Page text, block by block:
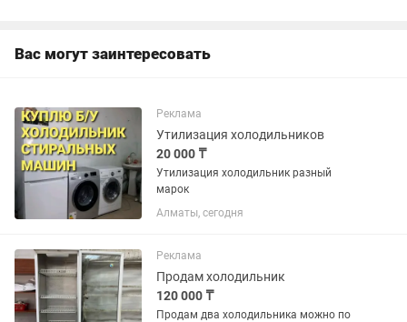
Вас могут заинтересовать
Реклама
Утилизация холодильников
20 000 ₸
Утилизация холодильник разный
марок
Алматы, сегодня
Реклама
Продам холодильник
120 000 ₸
Продам два холодильника можно по